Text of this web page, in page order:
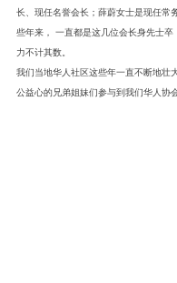
长、现任名誉会长；薛蔚女士是现任常
些年来， 一直都是这几位会长身先士
力不计其数。
我们当地华人社区这些年一直不断地壮
公益心的兄弟姐妹们参与到我们华人协